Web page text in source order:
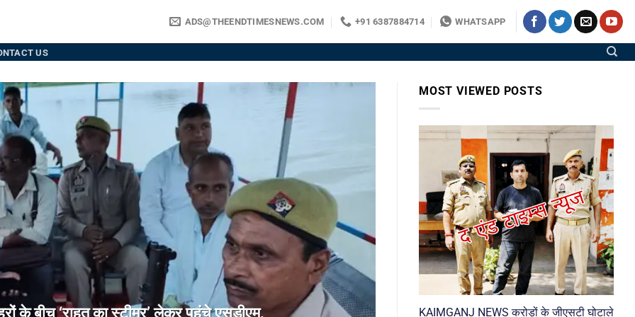
ADS@THEENDTIMESNEWS.COM +91 6387884714 WHATSAPP
US
के बीच ‘राहत का स्टीमर’ लेकर पहुंचे एसडीएम,
MOST VIEWED POSTS
KAIMGANJ NEWS करोड़ों के जीएसटी घोटाले